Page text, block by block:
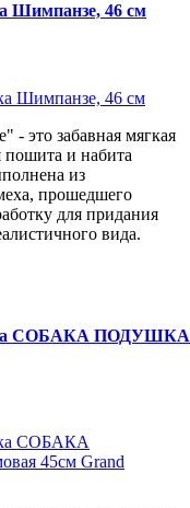
Шимпанзе, 46 см
- это забавная мягкая
пошита и набита
из
прошедшего
для придания
вида.
СОБАКА ПОДУШКА